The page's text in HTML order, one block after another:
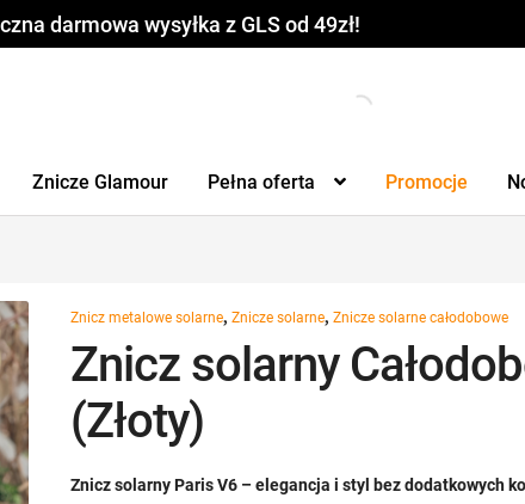
darmowa wysyłka z GLS od 49zł!
Znicze Glamour Pełna oferta Promocje
Znicz metalowe solarne,Znicze solarne,Znicze solarne całodobowe
Znicz solarny
(Złoty)
Znicz solarny Paris V6 – elegancja i styl bez dodatkowych